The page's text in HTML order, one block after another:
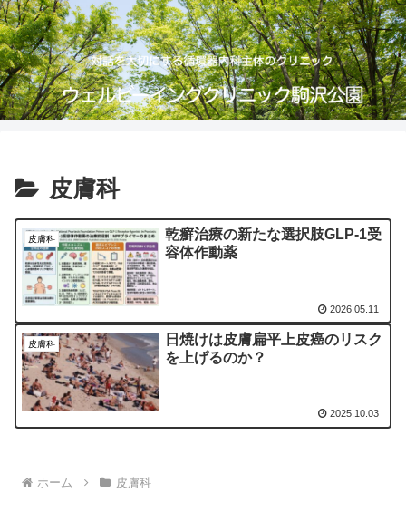
皮膚科
皮膚科
乾癬治療の新たな選択肢GLP-1受
容体作動薬
2026.05.11
皮膚科
日焼けは皮膚扁平上皮癌のリスク
を上げるのか？
2025.10.03
ホーム 皮膚科